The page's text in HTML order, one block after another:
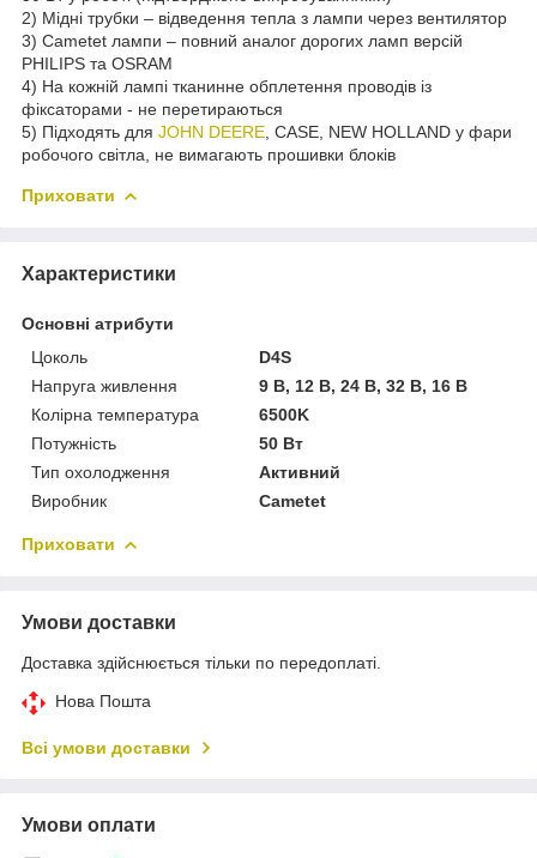
2) Мідні трубки – відведення тепла з лампи через вентилятор
3) Cametet лампи – повний аналог дорогих ламп версій
PHILIPS та OSRAM
4) На кожній лампі тканинне обплетення проводів із
фіксаторами - не перетираються
5) Підходять для JOHN DEERE , CASE, NEW HOLLAND у фари
робочого світла, не вимагають прошивки блоків
Приховати
Характеристики
Основні атрибути
Цоколь
D4S
Напруга живлення
9 В, 12 В, 24 В, 32 В, 16 В
Колірна температура
6500K
Потужність
50 Вт
Тип охолодження
Активний
Виробник
Cametet
Приховати
Умови доставки
Доставка здійснюється тільки по передоплаті.
Нова Пошта
Всі умови доставки
Умови оплати